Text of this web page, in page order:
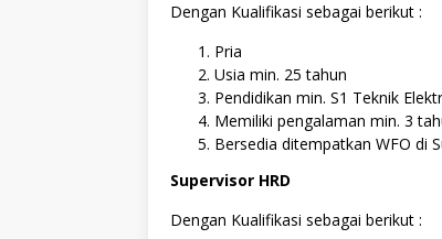
Dengan Kualifikasi sebagai berikut :
Pria
Usia min. 25 tahun
Pendidikan min. S1 Teknik
Memiliki pengalaman min. 3
Bersedia ditempatkan WFO di
Supervisor HRD
Dengan Kualifikasi sebagai berikut :